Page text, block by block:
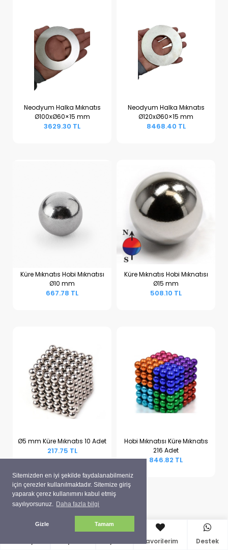
Sitemizden en iyi şekilde faydalanabilmeniz
için çerezler kullanılmaktadır. Sitemize giriş
yaparak çerez kullanımını kabul etmiş
sayılıyorsunuz. Daha fazla bilgi
Gizle Tamam
Sepete Ekle
Neodyum Halka Mıknatıs
Ø100xØ60×15 mm
3629.30 TL
Sepete Ekle
Neodyum Halka Mıknatıs
Ø120xØ60×15 mm
8468.40 TL
Sepete Ekle
Küre Mıknatıs Hobi Mıknatısı
Ø10 mm
667.78 TL
Sepete Ekle
Küre Mıknatıs Hobi Mıknatısı
Ø15 mm
508.10 TL
Sepete Ekle
Ø5 mm Küre Mıknatıs 10 Adet
217.75 TL Sepete Ekle
Hobi Mıknatısı Küre Mıknatıs
216 Adet
846.82 TL
Favorilerim Destek